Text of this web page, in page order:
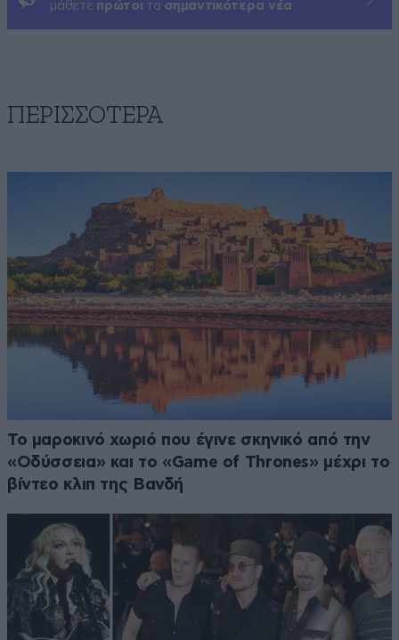
μάθετε πρώτοι τα σημαντικότερα νέα
ΠΕΡΙΣΣΟΤΕΡΑ
Το μαροκινό χωριό που έγινε σκηνικό από την
«Οδύσσεια» και το «Game of Thrones» μέχρι το
βίντεο κλιπ της Βανδή